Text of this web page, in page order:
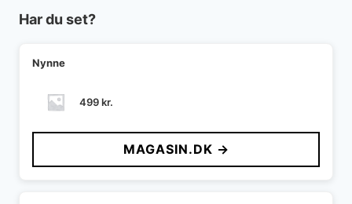
Har du set?
Nynne
499kr.
MAGASIN.DK →